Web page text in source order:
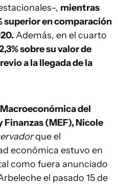
mientras
superior en comparación
Además, en el cuarto
sobre su valor de
a la llegada de la
del
(MEF), Nicole
que el
económica estuvo en
como fuera anunciado
el pasado 15 de